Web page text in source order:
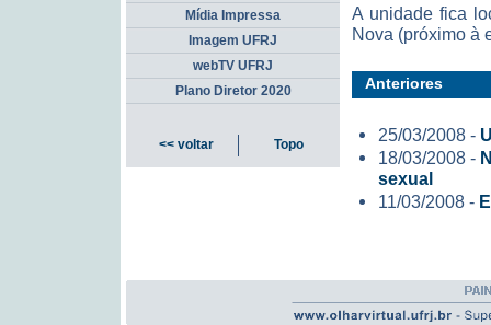
A unidade fica
Nova (próximo à
Anteriores
25/03/2008 -
18/03/2008 -
sexual
11/03/2008 -
Mídia Impressa
Imagem UFRJ
webTV UFRJ
Plano Diretor 2020
<< voltar Topo